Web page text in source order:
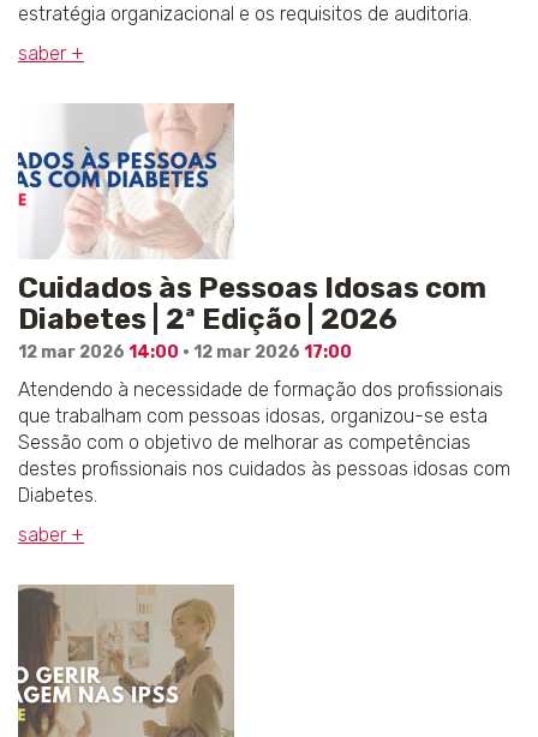
estratégia organizacional e os requisitos de auditoria.
saber +
Cuidados às Pessoas Idosas com
Diabetes | 2ª Edição | 2026
12 mar 2026 14:00 · 12 mar 2026 17:00
Atendendo à necessidade de formação dos profissionais
que trabalham com pessoas idosas, organizou-se esta
Sessão com o objetivo de melhorar as competências
destes profissionais nos cuidados às pessoas idosas com
Diabetes.
saber +